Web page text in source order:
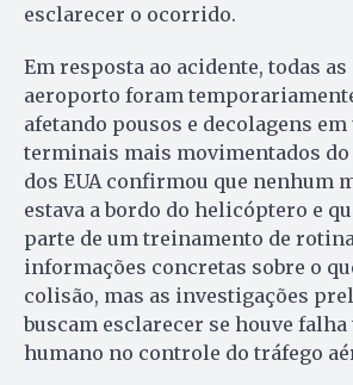
esclarecer o ocorrido.
Em resposta ao acidente, todas
aeroporto foram
afetando pousos e decolagens em
terminais mais movimentados do
dos EUA confirmou que nenhum
estava a bordo do helicóptero e
parte de um treinamento de
informações concretas sobre o
colisão, mas as investigações
buscam esclarecer se houve
humano no controle do tráfego